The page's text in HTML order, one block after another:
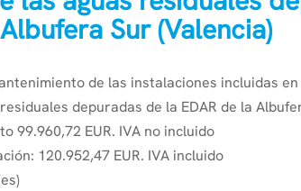
Sur (Valencia)
de las instalaciones incluidas
depuradas de la EDAR de la
99.960,72 EUR. IVA no incluido
120.952,47 EUR. IVA incluido